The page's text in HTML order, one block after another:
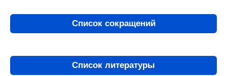
Список сокращений
Список литературы